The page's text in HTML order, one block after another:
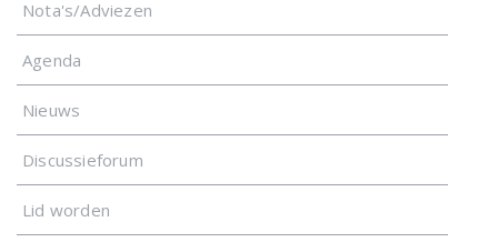
Nota's/Adviezen
Agenda
Nieuws
Discussieforum
Lid worden